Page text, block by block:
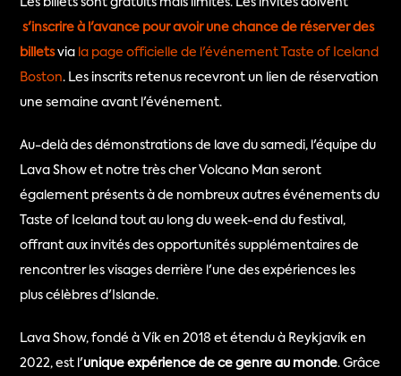
Les billets sont gratuits mais limités. Les invités doivent
s'inscrire à l'avance pour avoir une chance de réserver des
billets via la page officielle de l'événement Taste of Iceland
Boston. Les inscrits retenus recevront un lien de réservation
une semaine avant l'événement.
Au-delà des démonstrations de lave du samedi, l'équipe du
Lava Show et notre très cher Volcano Man seront
également présents à de nombreux autres événements du
Taste of Iceland tout au long du week-end du festival,
offrant aux invités des opportunités supplémentaires de
rencontrer les visages derrière l'une des expériences les
plus célèbres d'Islande.
Lava Show, fondé à Vík en 2018 et étendu à Reykjavík en
2022, est l'unique expérience de ce genre au monde. Grâce